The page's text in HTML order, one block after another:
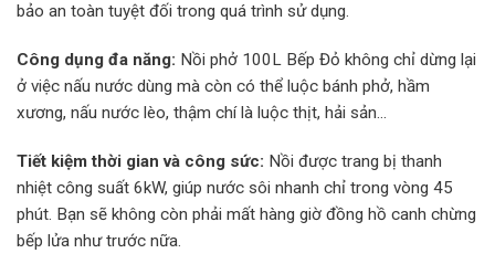
bảo an toàn tuyệt đối trong quá trình sử dụng.
Công dụng đa năng: Nồi phở 100L Bếp Đỏ không chỉ dừng lại
ở việc nấu nước dùng mà còn có thể luộc bánh phở, hầm
xương, nấu nước lèo, thậm chí là luộc thịt, hải sản…
Tiết kiệm thời gian và công sức: Nồi được trang bị thanh
nhiệt công suất 6kW, giúp nước sôi nhanh chỉ trong vòng 45
phút. Bạn sẽ không còn phải mất hàng giờ đồng hồ canh chừng
bếp lửa như trước nữa.